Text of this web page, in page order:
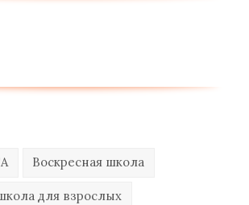
Воскресная школа
для взрослых